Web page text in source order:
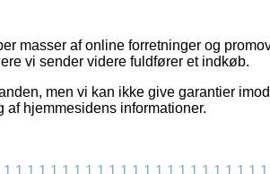
masser af online forretninger og
vi sender videre fuldfører et indkøb.
men vi kan ikke give garantier imod
hjemmesidens informationer.
1 1 1 1 1 1 1 1 1 1 1 1 1 1 1 1 1 1 1 1 1 1 1